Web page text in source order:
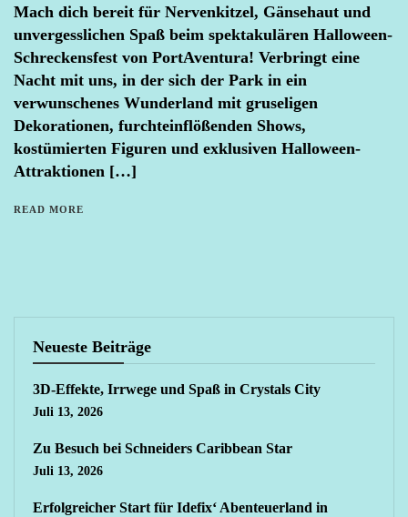
Mach dich bereit für Nervenkitzel, Gänsehaut und
unvergesslichen Spaß beim spektakulären Halloween-
Schreckensfest von PortAventura! Verbringt eine
Nacht mit uns, in der sich der Park in ein
verwunschenes Wunderland mit gruseligen
Dekorationen, furchteinflößenden Shows,
kostümierten Figuren und exklusiven Halloween-
Attraktionen […]
READ MORE
Neueste Beiträge
3D-Effekte, Irrwege und Spaß in Crystals City
Juli 13, 2026
Zu Besuch bei Schneiders Caribbean Star
Juli 13, 2026
Erfolgreicher Start für Idefix‘ Abenteuerland in